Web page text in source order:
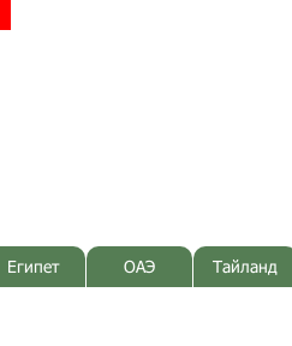
Египет ОАЭ Тайланд